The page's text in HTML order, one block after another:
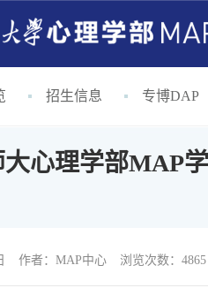
招生信息 专博DAP
大心理学部MAP
作者： MAP中心 浏览次数：4865